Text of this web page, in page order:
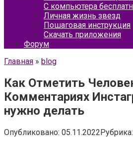
С компьютера
Личная жизнь звезд
Пошаговая инструкция
Скачать приложения
Форум
Главная » blog
Как Отметить
Комментариях
нужно делать
Опубликовано: 05.11.2022Рубрика: